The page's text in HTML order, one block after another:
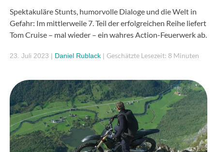
Spektakuläre Stunts, humorvolle Dialoge und die Welt in
Gefahr: Im mittlerweile 7. Teil der erfolgreichen Reihe liefert
Tom Cruise – mal wieder – ein wahres Action-Feuerwerk ab.
23. Juli 2023 | Daniel Rublack | Geschätzte Lesezeit: 8 Minuten